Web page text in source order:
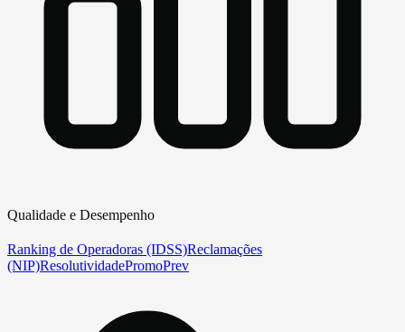
Qualidade e Desempenho
Ranking de Operadoras (IDSS)Reclamações
(NIP)ResolutividadePromoPrev